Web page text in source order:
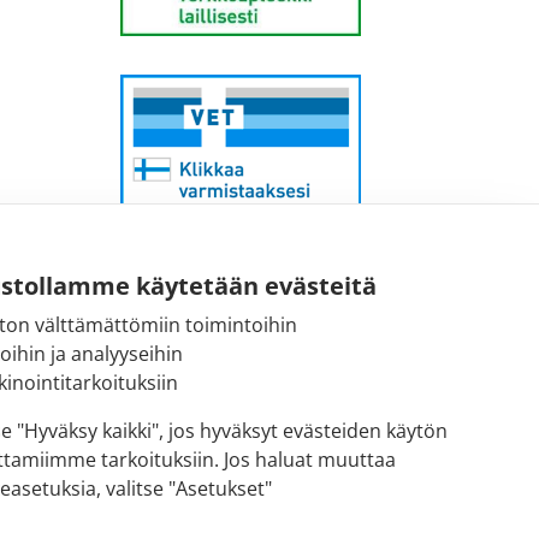
käytetään evästeitä
välttämättömiin toimintoihin
ja analyyseihin
"Hyväksy kaikki", jos hyväksyt evästeiden käytön
tarkoituksiin. Jos haluat muuttaa
valitse "Asetukset"
Sähköpostiosoite:
kirjaamo@fimea.fi
Fimean vaihde:
029 522 3341